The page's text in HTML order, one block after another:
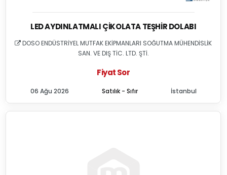
LED AYDINLATMALI ÇIKOLATA TEŞHIR DOLABI
DOSO ENDÜSTRİYEL MUTFAK EKİPMANLARI SOĞUTMA MÜHENDİSLİK
SAN. VE DIŞ TİC. LTD. ŞTİ.
Fiyat Sor
Satılık - Sıfır
06 Ağu 2026 İstanbul